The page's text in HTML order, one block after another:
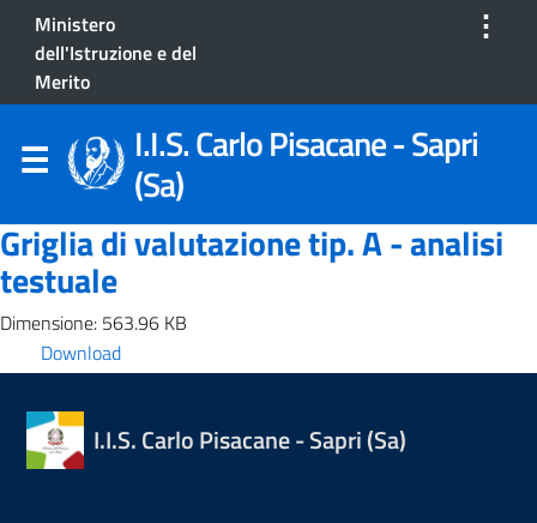
Ministero
dell'Istruzione e del
Merito
⋮
I.I.S. Carlo Pisacane - Sapri
(Sa)
Griglia di valutazione tip. A - analisi
testuale
Dimensione: 563.96 KB
Download
I.I.S. Carlo Pisacane - Sapri (Sa)